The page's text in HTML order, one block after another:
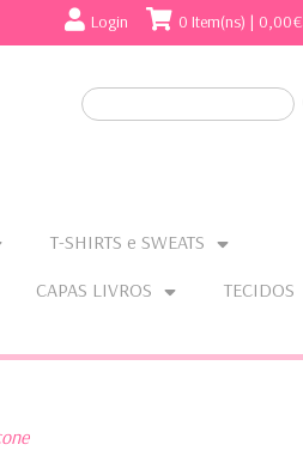
0 Item(ns) | 0,00€
Login
T-SHIRTS e SWEATS
CAPAS LIVROS TECIDOS